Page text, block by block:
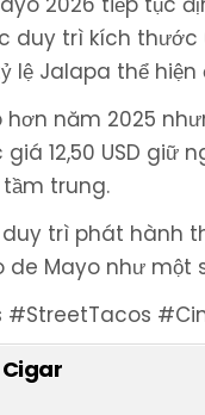
duy trì kích
lệ Jalapa thể
hơn năm 2025
12,50 USD
trung.
trì phát hành
de Mayo như